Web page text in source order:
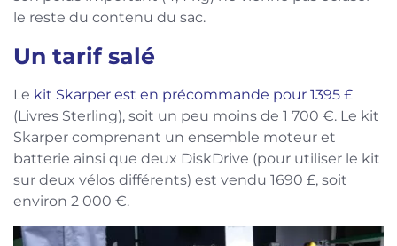
le reste du contenu du sac.
Un tarif salé
Le kit Skarper est en précommande pour 1395 £
(Livres Sterling), soit un peu moins de 1 700 €. Le kit
Skarper comprenant un ensemble moteur et
batterie ainsi que deux DiskDrive (pour utiliser le kit
sur deux vélos différents) est vendu 1690 £, soit
environ 2 000 €.